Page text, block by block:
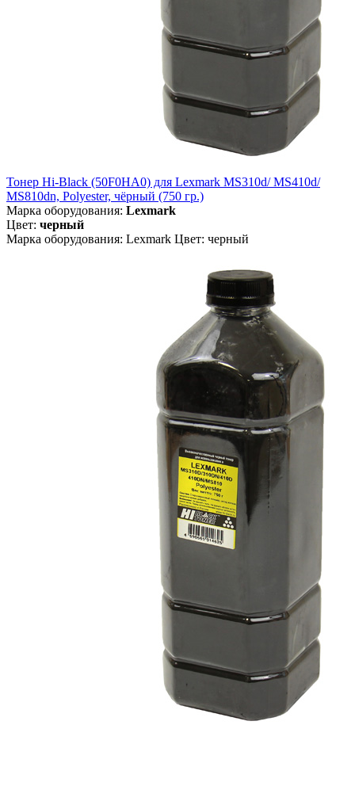
Тонер Hi-Black (50F0HA0) для Lexmark MS310d/ MS410d/
MS810dn, Polyester, чёрный (750 гр.)
Марка оборудования: Lexmark
Цвет: черный
Марка оборудования: Lexmark Цвет: черный